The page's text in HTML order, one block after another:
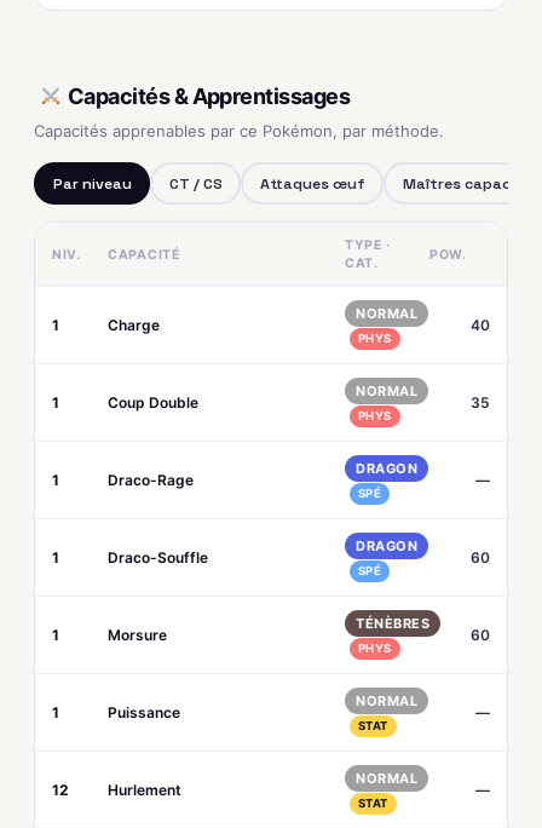
Capacités & Apprentissages
Capacités apprenables par ce Pokémon, par méthode.
Par niveau CT / CS Attaques œuf Maîtres capacités
NIV. CAPACITÉ
TYPE ·
CAT.
POW.
1 Charge
NORMAL
PHYS
40
1 Coup Double
NORMAL
PHYS
35
1 Draco-Rage
DRAGON
SPÉ
—
1 Draco-Souffle
DRAGON
SPÉ
60
1 Morsure
TÉNÈBRES
PHYS
60
1 Puissance
NORMAL
STAT
—
12 Hurlement
NORMAL
STAT
—